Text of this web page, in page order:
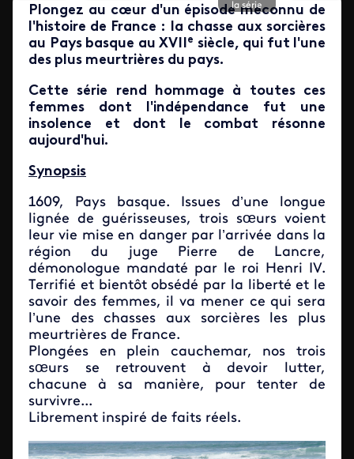
la série
Plongez au cœur d'un épisode méconnu de
l'histoire de France : la chasse aux sorcières
au Pays basque au XVIIe siècle, qui fut l'une
des plus meurtrières du pays.
Cette série rend hommage à toutes ces
femmes dont l'indépendance fut une
insolence et dont le combat résonne
aujourd'hui.
Synopsis
1609, Pays basque. Issues d’une longue
lignée de guérisseuses, trois sœurs voient
leur vie mise en danger par l’arrivée dans la
région du juge Pierre de Lancre,
démonologue mandaté par le roi Henri IV.
Terrifié et bientôt obsédé par la liberté et le
savoir des femmes, il va mener ce qui sera
l’une des chasses aux sorcières les plus
meurtrières de France.
Plongées en plein cauchemar, nos trois
sœurs se retrouvent à devoir lutter,
chacune à sa manière, pour tenter de
survivre...
Librement inspiré de faits réels.